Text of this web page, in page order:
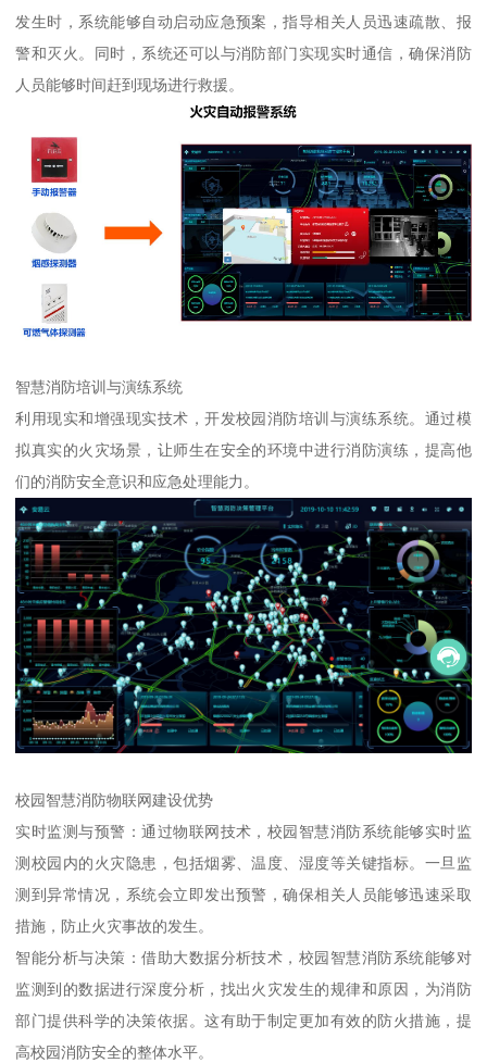
发生时，系统能够自动启动应急预案，指导相关人员迅速疏散、报
警和灭火。同时，系统还可以与消防部门实现实时通信，确保消防
人员能够时间赶到现场进行救援。
智慧消防培训与演练系统
利用现实和增强现实技术，开发校园消防培训与演练系统。通过模
拟真实的火灾场景，让师生在安全的环境中进行消防演练，提高他
们的消防安全意识和应急处理能力。
校园智慧消防物联网建设优势
实时监测与预警：通过物联网技术，校园智慧消防系统能够实时监
测校园内的火灾隐患，包括烟雾、温度、湿度等关键指标。一旦监
测到异常情况，系统会立即发出预警，确保相关人员能够迅速采取
措施，防止火灾事故的发生。
智能分析与决策：借助大数据分析技术，校园智慧消防系统能够对
监测到的数据进行深度分析，找出火灾发生的规律和原因，为消防
部门提供科学的决策依据。这有助于制定更加有效的防火措施，提
高校园消防安全的整体水平。